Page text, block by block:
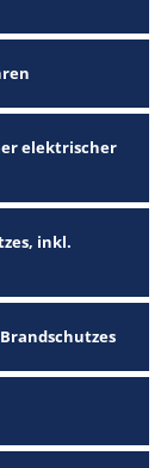
elektrischer
inkl.